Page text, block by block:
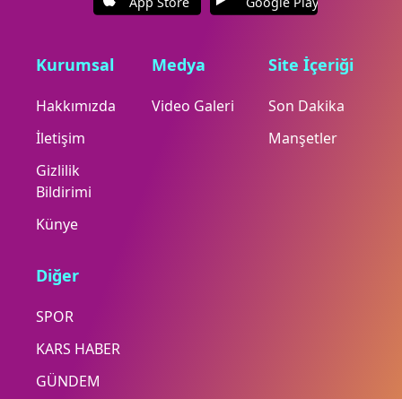
Kurumsal
Hakkımızda
İletişim
Gizlilik
Bildirimi
Künye
Medya
Video Galeri
Site İçeriği
Son Dakika
Manşetler
Diğer
SPOR
KARS HABER
GÜNDEM